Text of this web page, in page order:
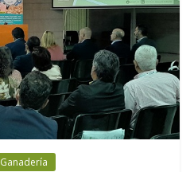
Ganadería